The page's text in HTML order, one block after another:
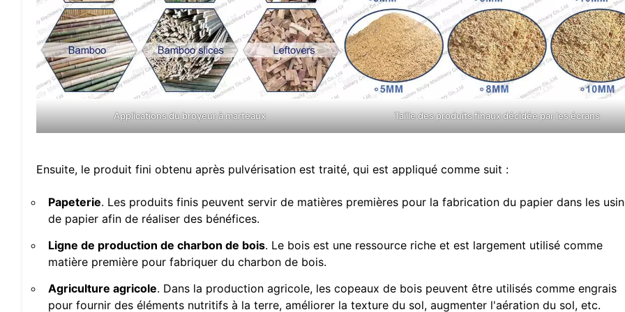
Applications du broyeur à marteaux Taille des produits finaux décidée par les écrans
Ensuite, le produit fini obtenu après pulvérisation est traité, qui est appliqué comme suit :
Papeterie. Les produits finis peuvent servir de matières premières pour la fabrication du papier dans les
de papier afin de réaliser des bénéfices.
Ligne de production de charbon de bois. Le bois est une ressource riche et est largement utilisé comme
matière première pour fabriquer du charbon de bois.
Agriculture agricole. Dans la production agricole, les copeaux de bois peuvent être utilisés comme engrais
pour fournir des éléments nutritifs à la terre, améliorer la texture du sol, augmenter l'aération du sol, etc.